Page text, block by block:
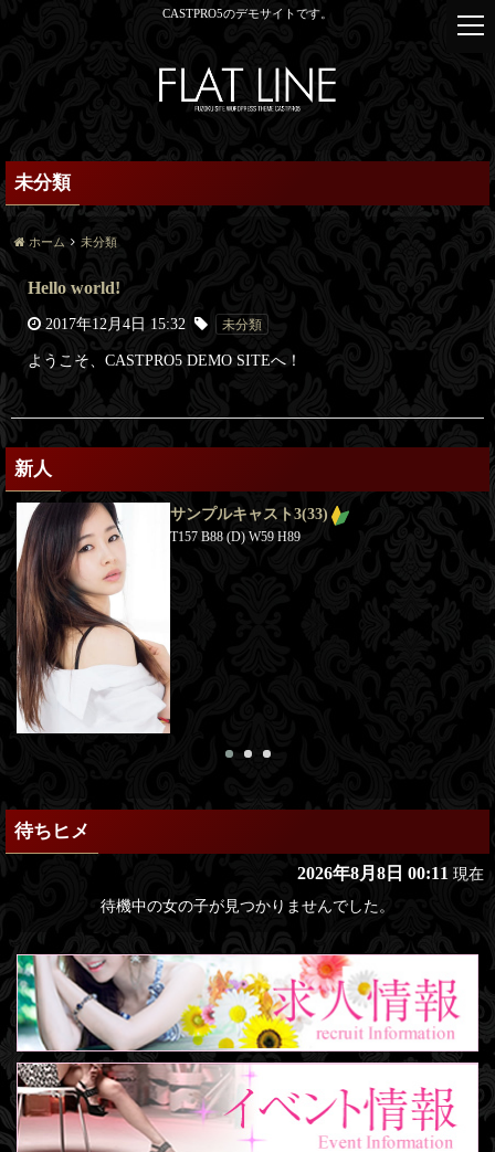
CASTPRO5のデモサイトです。
未分類
ホーム 未分類
Hello world!
2017年12月4日 15:32 未分類
ようこそ、CASTPRO5 DEMO SITEへ！
新人
サンプルキャスト3(33)
T157 B88 (D) W59 H89
待ちヒメ
2026年8月8日 00:11 現在
待機中の女の子が見つかりませんでした。
t
n
v